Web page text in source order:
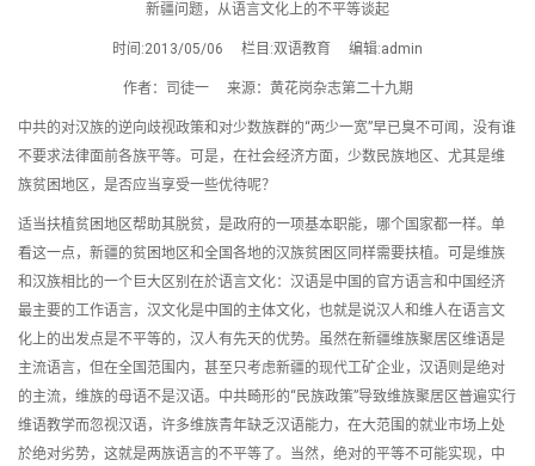
新疆问题，从语言文化上的不平等谈起
时间:2013/05/06 栏目:双语教育 编辑:admin
作者：司徒一 来源：黄花岗杂志第二十九期
中共的对汉族的逆向歧视政策和对少数族群的“两少一宽”早已臭不可闻，没有谁
不要求法律面前各族平等。可是，在社会经济方面，少数民族地区、尤其是维
族贫困地区，是否应当享受一些优待呢？
适当扶植贫困地区帮助其脱贫，是政府的一项基本职能，哪个国家都一样。单
看这一点，新疆的贫困地区和全国各地的汉族贫困区同样需要扶植。可是维族
和汉族相比的一个巨大区别在於语言文化：汉语是中国的官方语言和中国经济
最主要的工作语言，汉文化是中国的主体文化，也就是说汉人和维人在语言文
化上的出发点是不平等的，汉人有先天的优势。虽然在新疆维族聚居区维语是
主流语言，但在全国范围内，甚至只考虑新疆的现代工矿企业，汉语则是绝对
的主流，维族的母语不是汉语。中共畸形的“民族政策”导致维族聚居区普遍实行
维语教学而忽视汉语，许多维族青年缺乏汉语能力，在大范围的就业市场上处
於绝对劣势，这就是两族语言的不平等了。当然，绝对的平等不可能实现，中